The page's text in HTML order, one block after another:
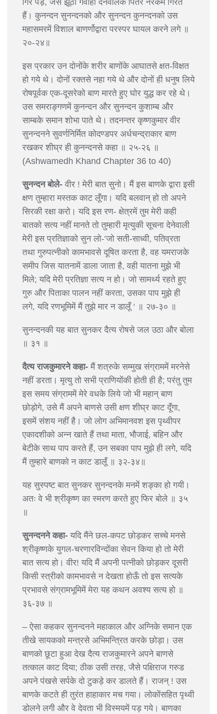
गिर पड़े, जैसे झूठी गवाही देनेवालेके पितर नरकमें गिरते
हैं। कुनन्दन सुनन्दनको और सुनन्दन कुनन्दनको उस
महासमरमें विशाल बाणर्णोद्वारा परस्पर घायल करने लगे ॥
२०-२४॥
इस प्रकार उन दोनोंके शरीर बाणोंके आघातसे क्षत-विक्षत
हो गये थे। दोनों रक्तसे नहा गये थे और दोनों ही धनुष लिये
रोषपूर्वक एक-दूसरेको बाण मारते हुए घोर युद्ध कर रहे थे।
उस समराङ्गणमें कुनन्दन और सुनन्दन कुशाम्ब और
साम्बके समान शोभा पाते थे। तदनन्तर कृष्णकुमार वीर
सुनन्दनने सुवर्णनिर्मित कोदण्डपर अर्धचन्द्राकार बाण
रखकर शीघ्र ही कुनन्दनसे कहा ॥ २५-२६ ॥
(Ashwamedh Khand Chapter 36 to 40)
सुनन्दन बोले- वीर ! मेरी बात सुनो। मैं इस बाणके द्वारा इसी
क्षण तुम्हारा मस्तक काट लूँगा। यदि बलवान् हो तो अपने
सिरकी रक्षा करो। यदि इस रण- क्षेत्रमें तुम मेरी कही
बातको सत्य नहीं मानते तो तुम्हारी मृत्युकी सूचना देनेवाली
मेरी इस प्रतिज्ञाको सुन लो-‘जो सती-साध्वी, पतिव्रता
तथा गुरुपत्नीको कामभावसे दूषित करता है, वह यमराजके
समीप जिस यातनामें डाला जाता है, वही यातना मुझे भी
मिले; यदि मेरी प्रतिज्ञा सत्य न हो। जो सामर्थ्य रहते हुए
गुरु और पिताका पालन नहीं करता, उसका पाप मुझे ही
लगे, यदि रणभूमिमें मैं तुझे मार न डालूँ ‘ ॥ २७-३० ॥
सुनन्दनकी यह बात सुनकर दैत्य रोषसे जल उठा और बोला
॥ ३१ ॥
दैत्य राजकुमारने कहा- मैं शत्रुके सम्मुख संग्राममें मरनेसे
नहीं डरता। मृत्यु तो सभी प्राणियोंकी होती ही है; परंतु तुम
इस समय संग्राममें मेरे वधके लिये जो भी महान् बाण
छोड़ोगे, उसे मैं अपने बाणसे उसी क्षण शीघ्र काट दूँगा,
इसमें संशय नहीं है। जो लोग अभिमानवश इस पृथ्वीपर
एकादशीको अन्न खाते हैं तथा माता, भौजाई, बहिन और
बेटीके साथ पाप करते हैं, उन सबका पाप मुझे ही लगे, यदि
मैं तुम्हारे बाणको न काट डालूँ ॥ ३२-३४॥
यह सुस्पष्ट बात सुनकर सुनन्दनके मनमें शङ्का हो गयी।
अतः वे भी श्रीकृष्ण का स्मरण करते हुए फिर बोले ॥ ३५
॥
सुनन्दनने कहा- यदि मैंने छल-कपट छोड़कर सच्चे मनसे
श्रीकृष्णके युगल-चरणारविन्दोंका सेवन किया हो तो मेरी
बात सत्य हो। वीर! यदि मैं अपनी पत्नीको छोड़कर दूसरी
किसी स्त्रीको कामभावसे न देखता होऊँ तो इस सत्यके
प्रभावसे संग्रामभूमिमें मेरा यह कथन अवश्य सत्य हो ॥
३६-३७ ॥
– ऐसा कहकर सुनन्दनने महाकाल और अग्निके समान एक
तीखे सायकको मन्त्रसे अभिमन्त्रित करके छोड़ा। उस
बाणको छूटा हुआ देख दैत्य राजकुमारने अपने बाणसे
तत्काल काट दिया; ठीक उसी तरह, जैसे पक्षिराज गरुड
अपने पंखसे सर्पके दो टुकड़े कर डालते हैं। राजन् ! उस
बाणके कटते ही तुरंत हाहाकार मच गया। लोकोंसहित पृथ्वी
डोलने लगी और वे देवता भी विस्मयमें पड़ गये। बाणका